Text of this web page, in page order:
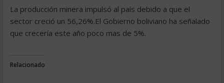
La producción minera impulsó al paí­s debido a que el
sector creció un 56,26%.El Gobierno boliviano ha señalado
que crecerí­a este año poco mas de 5%.
Relacionado